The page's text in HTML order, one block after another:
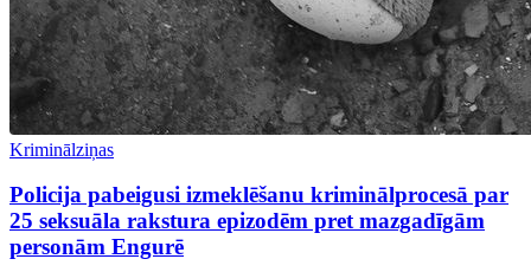
Kriminālziņas
Policija pabeigusi izmeklēšanu kriminālprocesā par
25 seksuāla rakstura epizodēm pret mazgadīgām
personām Engurē